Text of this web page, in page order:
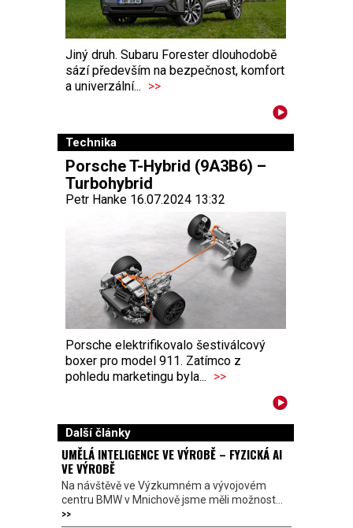
Jiný druh. Subaru Forester dlouhodobě
sází především na bezpečnost, komfort
a univerzální... >>
Technika
Porsche T-Hybrid (9A3B6) –
Turbohybrid
Petr Hanke 16.07.2024 13:32
Porsche elektrifikovalo šestiválcový
boxer pro model 911. Zatímco z
pohledu marketingu byla... >>
Další články
UMĚLÁ INTELIGENCE VE VÝROBĚ – FYZICKÁ AI
VE VÝROBĚ
Na návštěvě ve Výzkumném a vývojovém
centru BMW v Mnichově jsme měli možnost...
>>